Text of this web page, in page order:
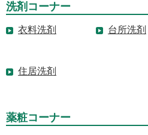
洗剤コーナー
衣料洗剤 台所洗剤
住居洗剤
薬粧コーナー